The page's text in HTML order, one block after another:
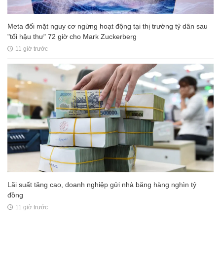
Meta đối mặt nguy cơ ngừng hoạt động tại thị trường tỷ dân sau
"tối hậu thư" 72 giờ cho Mark Zuckerberg
11 giờ trước
Lãi suất tăng cao, doanh nghiệp gửi nhà băng hàng nghìn tỷ
đồng
11 giờ trước